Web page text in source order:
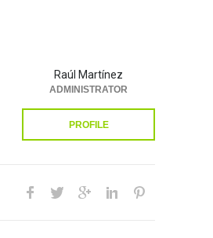
Raúl Martínez
ADMINISTRATOR
PROFILE